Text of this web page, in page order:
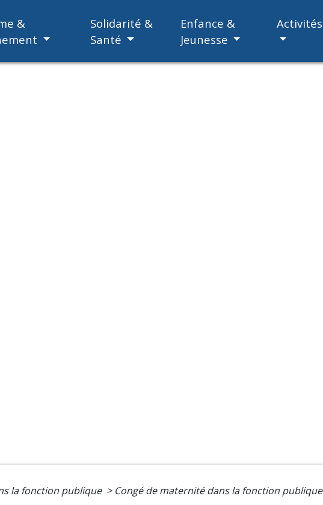
&
Solidarité &
Santé
Enfance &
Jeunesse
Activités
la fonction publique > Congé de maternité dans la fonction publique